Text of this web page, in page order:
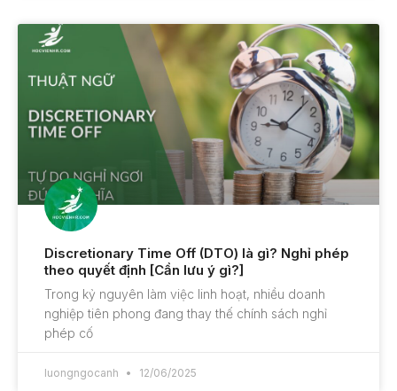
Discretionary Time Off (DTO) là gì? Nghỉ phép
theo quyết định [Cần lưu ý gì?]
Trong kỷ nguyên làm việc linh hoạt, nhiều doanh
nghiệp tiên phong đang thay thế chính sách nghỉ
phép cố
luongngocanh 12/06/2025